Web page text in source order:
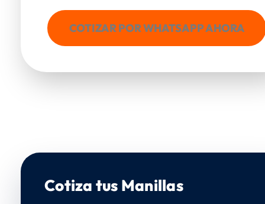
COTIZAR POR WHATSAPP AHORA
Cotiza tus Manillas